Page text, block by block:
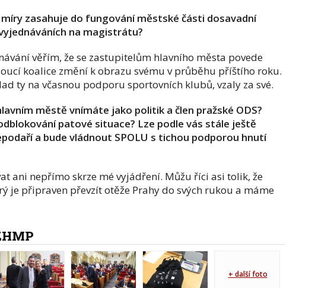
zasahuje do fungování městské části dosavadní
na magistrátu?
věřím, že se zastupitelům hlavního města povede
koalice změní k obrazu svému v průběhu příštího roku.
ty na včasnou podporu sportovních klubů, vzaly za své.
městě vnímáte jako politik a člen pražské ODS?
patové situace? Lze podle vás stále ještě
a bude vládnout SPOLU s tichou podporou hnutí
ani nepřímo skrze mé vyjádření. Můžu říci asi tolik, že
je připraven převzít otěže Prahy do svých rukou a máme
+ další foto